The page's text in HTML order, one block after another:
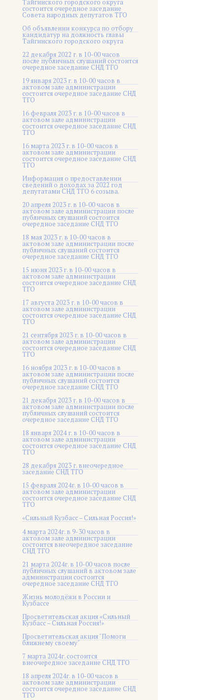
Тайгинского городского округа
состоится очередное заседание
Совета народных депутатов ТГО
Об объявлении конкурса по отбору
кандидатур на должность главы
Тайгинского городского округа
22 декабря 2022 г. в 10-00 часов
после публичных слушаний состоится
очередное заседание СНД ТГО
19 января 2023 г. в 10-00 часов в
актовом зале администрации
состоится очередное заседание СНД
ТГО
16 февраля 2023 г. в 10-00 часов в
актовом зале администрации
состоится очередное заседание СНД
ТГО
16 марта 2023 г. в 10-00 часов в
актовом зале администрации
состоится очередное заседание СНД
ТГО
Информация о предоставлении
сведений о доходах за 2022 год
депутатами СНД ТГО 6 созыва.
20 апреля 2023 г. в 10-00 часов в
актовом зале администрации после
публичных слушаний состоится
очередное заседание СНД ТГО
18 мая 2023 г. в 10-00 часов в
актовом зале администрации после
публичных слушаний состоится
очередное заседание СНД ТГО
15 июня 2023 г. в 10-00 часов в
актовом зале администрации
состоится очередное заседание СНД
ТГО
17 августа 2023 г. в 10-00 часов в
актовом зале администрации
состоится очередное заседание СНД
ТГО
21 сентября 2023 г. в 10-00 часов в
актовом зале администрации
состоится очередное заседание СНД
ТГО
16 ноября 2023 г. в 10-00 часов в
актовом зале администрации после
публичных слушаний состоится
очередное заседание СНД ТГО
21 декабря 2023 г. в 10-00 часов в
актовом зале администрации после
публичных слушаний состоится
очередное заседание СНД ТГО
18 января 2024 г. в 10-00 часов в
актовом зале администрации
состоится очередное заседание СНД
ТГО
28 декабря 2023 г. внеочередное
заседание СНД ТГО
15 февраля 2024г. в 10-00 часов в
актовом зале администрации
состоится очередное заседание СНД
ТГО
«Сильный Кузбасс – Сильная Россия!»
4 марта 2024г. в 9-30 часов в
актовом зале администрации
состоится внеочередное заседание
СНД ТГО
21 марта 2024г. в 10-00 часов после
публичных слушаний в актовом зале
администрации состоится
очередное заседание СНД ТГО
Жизнь молодёжи в России и
Кузбассе
Просветительская акция «Сильный
Кузбасс – Сильная Россия!»
Просветительская акция "Помоги
ближнему своему"
7 марта 2024г. состоится
внеочередное заседание СНД ТГО
18 апреля 2024г. в 10-00 часов в
актовом зале администрации
состоится очередное заседание СНД
ТГО